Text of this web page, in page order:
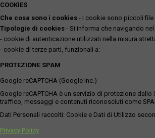
COOKIES
Che cosa sono i cookies - I cookie sono piccoli
Tipologie di cookies - Si informa che navigando
- cookie di autenticazione utilizzati nella misura
- cookie di terze parti, funzionali a:
PROTEZIONE SPAM
Google reCAPTCHA (Google Inc.)
Google reCAPTCHA è un servizio di protezione
traffico, messaggi e contenuti riconosciuti come
Dati Personali raccolti: Cookie e Dati di Utilizzo
Privacy Policy